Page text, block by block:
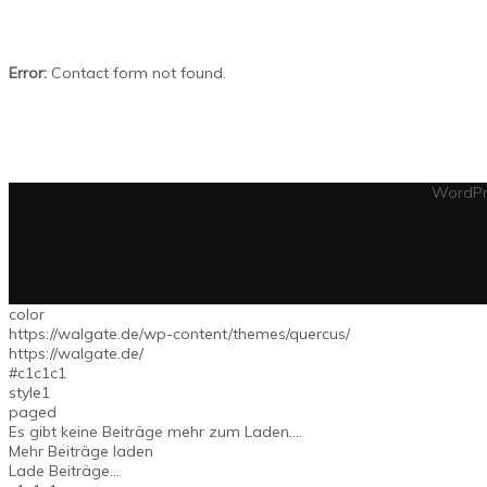
Error: Contact form not found.
color
https://walgate.de/wp-content/themes/quercus/
https://walgate.de/
#c1c1c1
style1
paged
Es gibt keine Beiträge mehr zum Laden....
Mehr Beiträge laden
Lade Beiträge...